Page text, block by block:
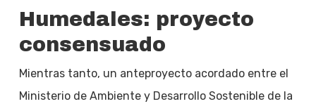
Humedales: proyecto
consensuado
Mientras tanto, un anteproyecto acordado entre el
Ministerio de Ambiente y Desarrollo Sostenible de la